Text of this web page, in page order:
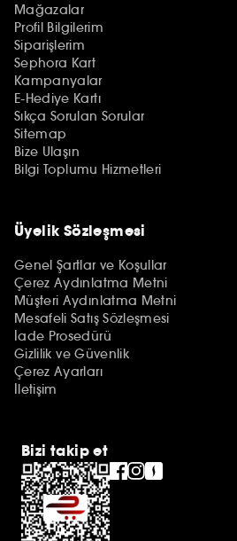
Mağazalar
Profil Bilgilerim
Siparişlerim
Sephora Kart
Kampanyalar
E-Hediye Kartı
Sıkça Sorulan Sorular
Sitemap
Bize Ulaşın
Bilgi Toplumu Hizmetleri
Üyelik Sözleşmesi
Genel Şartlar ve Koşullar
Çerez Aydınlatma Metni
Müşteri Aydınlatma Metni
Mesafeli Satış Sözleşmesi
İade Prosedürü
Gizlilik ve Güvenlik
Çerez Ayarları
İletişim
Bizi takip et